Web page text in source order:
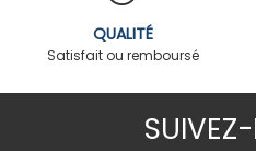
QUALITÉ
Satisfait ou remboursé